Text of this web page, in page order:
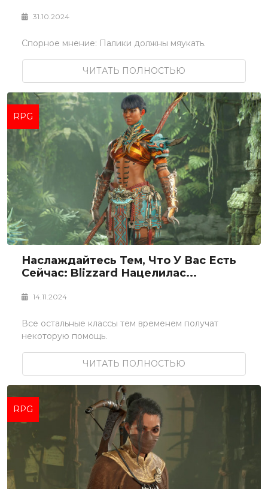
31.10.2024
Спорное мнение: Палики должны мяукать.
ЧИТАТЬ ПОЛНОСТЬЮ
RPG
Наслаждайтесь Тем, Что У Вас Есть
Сейчас: Blizzard Нацелилас...
14.11.2024
Все остальные классы тем временем получат
некоторую помощь.
ЧИТАТЬ ПОЛНОСТЬЮ
RPG